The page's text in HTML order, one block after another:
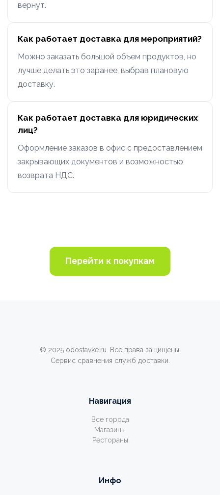
вернут.
Как работает доставка для мероприятий?
Можно заказать большой объем продуктов, но
лучше делать это заранее, выбрав плановую
доставку.
Как работает доставка для юридических
лиц?
Оформление заказов в офис с предоставлением
закрывающих документов и возможностью
возврата НДС.
Перейти к покупкам
© 2025 odostavke.ru. Все права защищены.
Сервис сравнения служб доставки.
Навигация
Все города
Магазины
Рестораны
Инфо